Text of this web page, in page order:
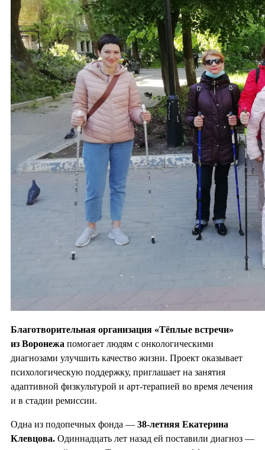
Благотворительная организация «Тёплые встречи»
из Воронежа помогает людям с онкологическими
диагнозами улучшить качество жизни. Проект оказывает
психологическую поддержку, приглашает на занятия
адаптивной физкультурой и арт-терапией во время лечения
и в стадии ремиссии.
Одна из подопечных фонда — 38-летняя Екатерина
Клевцова. Одиннадцать лет назад ей поставили диагноз —